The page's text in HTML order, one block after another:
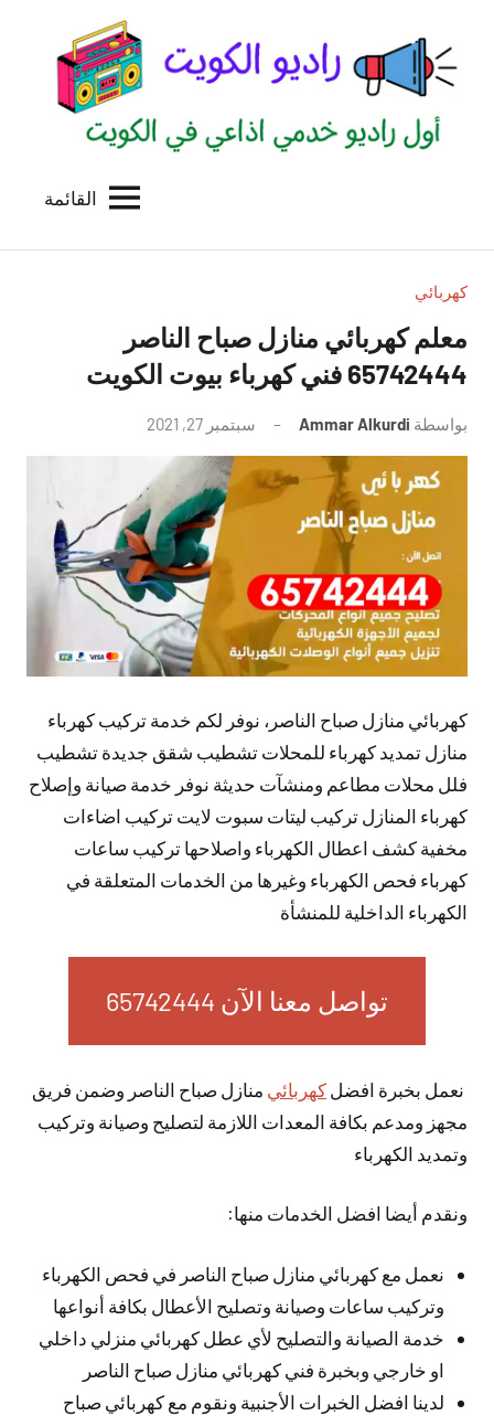
المحتوى
الكويت
للاعلانات
بالكويت
القائمة
كهربائي
معلم كهربائي منازل صباح الناصر
65742444 فني كهرباء بيوت الكويت
بواسطة Ammar Alkurdi سبتمبر 27, 2021
كهربائي منازل صباح الناصر، نوفر لكم خدمة تركيب كهرباء
منازل تمديد كهرباء للمحلات تشطيب شقق جديدة تشطيب
فلل محلات مطاعم ومنشآت حديثة نوفر خدمة صيانة وإصلاح
كهرباء المنازل تركيب ليتات سبوت لايت تركيب اضاءات
مخفية كشف اعطال الكهرباء واصلاحها تركيب ساعات
كهرباء فحص الكهرباء وغيرها من الخدمات المتعلقة في
الكهرباء الداخلية للمنشأة
تواصل معنا الآن 65742444
نعمل بخبرة افضل كهربائي منازل صباح الناصر وضمن فريق
مجهز ومدعم بكافة المعدات اللازمة لتصليح وصيانة وتركيب
وتمديد الكهرباء
ونقدم أيضا افضل الخدمات منها:
نعمل مع كهربائي منازل صباح الناصر في فحص الكهرباء
وتركيب ساعات وصيانة وتصليح الأعطال بكافة أنواعها
خدمة الصيانة والتصليح لأي عطل كهربائي منزلي داخلي
او خارجي وبخبرة فني كهربائي منازل صباح الناصر
لدينا افضل الخبرات الأجنبية ونقوم مع كهربائي صباح